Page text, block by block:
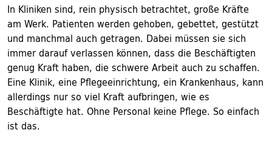
In Kliniken sind, rein physisch betrachtet, große Kräfte
am Werk. Patienten werden gehoben, gebettet, gestützt
und manchmal auch getragen. Dabei müssen sie sich
immer darauf verlassen können, dass die Beschäftigten
genug Kraft haben, die schwere Arbeit auch zu schaffen.
Eine Klinik, eine Pflegeeinrichtung, ein Krankenhaus, kann
allerdings nur so viel Kraft aufbringen, wie es
Beschäftigte hat. Ohne Personal keine Pflege. So einfach
ist das.